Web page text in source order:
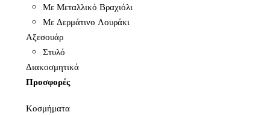
Με Μεταλλικό Βραχιόλι
Με Δερμάτινο Λουράκι
Αξεσουάρ
Στυλό
Διακοσμητικά
Προσφορές
Κοσμήματα